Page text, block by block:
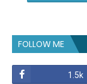
FOLLOW ME
1.5k